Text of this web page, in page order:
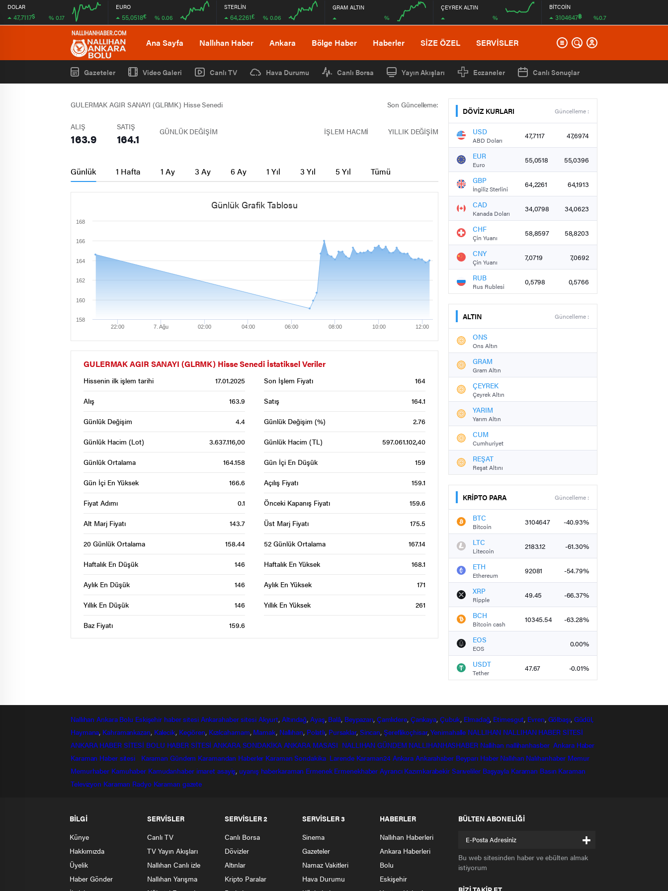
DOLAR
47,7117$ % 0.17
08:00 12:00
EURO
55,0518€ % 0.06
STERLİN
64,2261£ % 0.06
GRAM ALTIN
%
ÇEYREK ALTIN
%
BİTCOİN
3104647฿ %0.7
Ana Sayfa Nallıhan Haber Ankara Bölge Haber Haberler SİZE ÖZEL SERVİSLER
Gazeteler Video Galeri Canlı TV Hava Durumu Canlı Borsa Yayın Akışları Eczaneler Canlı Sonuçlar
GULERMAK AGIR SANAYI (GLRMK) Hisse Senedi Son Güncelleme:
ALIŞ
163.9
SATIŞ
164.1 GÜNLÜK DEĞİŞİM İŞLEM HACMİ YILLIK DEĞİŞİM
Günlük 1 Hafta 1 Ay 3 Ay 6 Ay 1 Yıl 3 Yıl 5 Yıl Tümü
Günlük Grafik Tablosu
22:00 7. Ağu 02:00 04:00 06:00 08:00 10:00 12:00
158
160
162
164
166
168
GULERMAK AGIR SANAYI (GLRMK) Hisse Senedi İstatiksel Veriler
Hissenin ilk işlem tarihi 17.01.2025 Son İşlem Fiyatı 164
Alış 163.9 Satış 164.1
Günlük Değişim 4.4 Günlük Değişim (%) 2.76
Günlük Hacim (Lot) 3.637.116,00 Günlük Hacim (TL) 597.061.102,40
Günlük Ortalama 164.158 Gün İçi En Düşük 159
Gün İçi En Yüksek 166.6 Açılış Fiyatı 159.1
Fiyat Adımı 0.1 Önceki Kapanış Fiyatı 159.6
Alt Marj Fiyatı 143.7 Üst Marj Fiyatı 175.5
20 Günlük Ortalama 158.44 52 Günlük Ortalama 167.14
Haftalık En Düşük 146 Haftalık En Yüksek 168.1
Aylık En Düşük 146 Aylık En Yüksek 171
Yıllık En Düşük 146 Yıllık En Yüksek 261
Baz Fiyatı 159.6
DÖVİZ KURLARI Güncelleme :
USD
ABD Doları 47,7117 47,6974
EUR
Euro 55,0518 55,0396
GBP
İngiliz Sterlini 64,2261 64,1913
CAD
Kanada Doları 34,0798 34,0623
CHF
Çin Yuanı 58,8597 58,8203
CNY
Çin Yuanı 7,0719 7,0692
RUB
Rus Rublesi 0,5798 0,5766
ALTIN Güncelleme :
ONS
Ons Altın
GRAM
Gram Altın
ÇEYREK
Çeyrek Altın
YARIM
Yarım Altın
CUM
Cumhuriyet
REŞAT
Reşat Altını
KRİPTO PARA Güncelleme :
BTC
Bitcoin 3104647 -40.93%
LTC
Litecoin 2183.12 -61.30%
ETH
Ethereum 92081 -54.79%
XRP
Ripple 49.45 -66.37%
BCH
Bitcoin cash 10345.54 -63.28%
EOS
EOS 0.00%
USDT
Tether 47.67 -0.01%
Nallıhan Ankara Bolu Eskişehir haber sitesi Ankarahabersitesi Akyurt,Altındağ,Ayaş, Balâ, Beypazarı, Çamlıdere, Çankaya, Çubuk, Elmadağ, Etimesgut, Evren, Gölbaşı, Güdül,
Haymana, Kahramankazan, Kalecik, Keçiören, Kızılcahamam, Mamak, Nallıhan, Polatlı, Pursaklar, Sincan, Şereflikoçhisar,Yenimahalle NALLIHAN NALLIHAN HABER SİTESİ
ANKARA HABER SİTESİ BOLU HABER SİTESİ ANKARA SONDAKİKA ANKARA MASASI NALLIHAN GÜNDEM NALLIHANHASHABER Nallihan nallihanhasber Ankara Haber
Karaman Haber sitesi
Karaman Gündem Karamandan Haberler Karaman Sondakika Larende Karaman24 Ankara Ankarahaber Beyparı Haber Nallıhan Nalıhanhaber Memur
Memurhaber Kamuhaber Kamudanhaber imaret asayiş, uyanış haberkaraman Ermenek Ermenekhaber Ayrancı Kazımkarabekir Sarıveliler Başyayla Karaman Basın Karaman
Televizyon Karaman Radyo Karaman gazete
BİLGİ
Künye
Hakkımızda
Üyelik
Haber Gönder
SERVİSLER
Canlı TV
TV Yayın Akışları
Nallıhan Canlı izle
Nallıhan Yarışma
SERVİSLER 2
Canlı Borsa
Dövizler
Altınlar
Kripto Paralar
SERVİSLER 3
Sinema
Gazeteler
Namaz Vakitleri
Hava Durumu
HABERLER
Nallıhan Haberleri
Ankara Haberleri
Bolu
Eskişehir
BÜLTEN ABONELİĞİ
+
Bu web sitesinden haber ve ebülten almak
istiyorum